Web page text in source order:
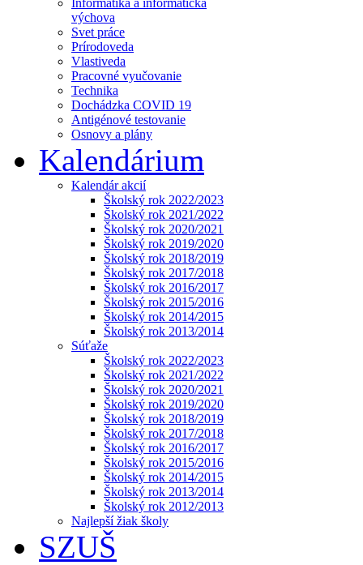
Informatika a informatická
výchova
Svet práce
Prírodoveda
Vlastiveda
Pracovné vyučovanie
Technika
Dochádzka COVID 19
Antigénové testovanie
Osnovy a plány
Kalendárium
Kalendár akcií
Školský rok 2022/2023
Školský rok 2021/2022
Školský rok 2020/2021
Školský rok 2019/2020
Školský rok 2018/2019
Školský rok 2017/2018
Školský rok 2016/2017
Školský rok 2015/2016
Školský rok 2014/2015
Školský rok 2013/2014
Súťaže
Školský rok 2022/2023
Školský rok 2021/2022
Školský rok 2020/2021
Školský rok 2019/2020
Školský rok 2018/2019
Školský rok 2017/2018
Školský rok 2016/2017
Školský rok 2015/2016
Školský rok 2014/2015
Školský rok 2013/2014
Školský rok 2012/2013
Najlepší žiak školy
SZUŠ